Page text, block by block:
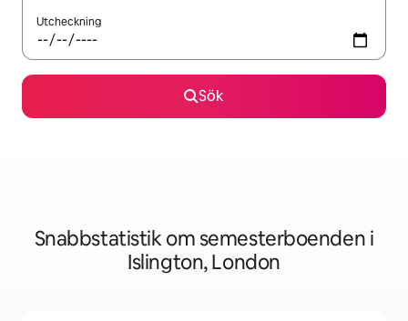
Utcheckning
Sök
Snabbstatistik om semesterboenden i
Islington, London